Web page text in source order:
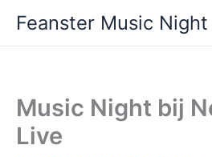
naar
de
Feanster Music Night
Music Night bij
Live